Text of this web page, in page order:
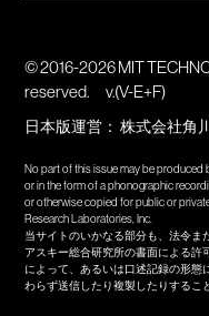
© 2016-2026 MIT
reserved.
v.(V-E+F)
日本版運営：株式会社角
No part of this issue may be produced
or in the form of a phonographic
or otherwise copied for public or
Research Laboratories, Inc.
当サイトのいかなる部分も、法令ま
アスキー総合研究所の書面による許
によって、あるいは口述記録の形態
わらず送信したり複製したりするこ